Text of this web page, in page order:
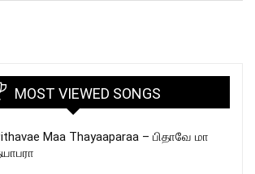
MOST VIEWED SONGS
Maa Thayaaparaa – பிதாவே மா